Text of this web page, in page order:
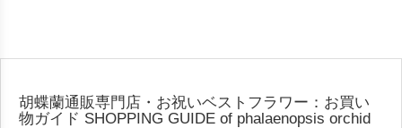
胡蝶蘭通販専門店・お祝いベストフラワー：お買い
物ガイド SHOPPING GUIDE of phalaenopsis orchid